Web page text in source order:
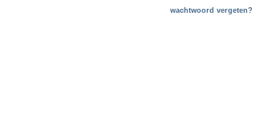
wachtwoord vergeten?